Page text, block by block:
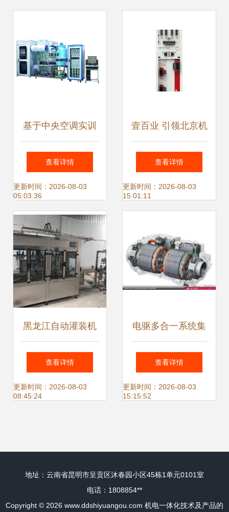
称重系统的开发
基于中央空调实训
考核装置的机电一
体化技术及产品开
发探究
查看详情
更新时间：2026-08-03
05:03:36
壹百业 引领北京机
电一体化技术及产
品创新
查看详情
更新时间：2026-08-03
15:01:11
黑龙江自动灌装机
技术概述与农药灌
装机价格分析
查看详情
更新时间：2026-08-03
08:45:24
电驱多合一系统集
成技术及开发流程
机电一体化技术及
查看详情
更新时间：2026-08-03
15:15:52
地址：云南省昆明市呈贡区沐春园小区45栋1单元0101室
电话：1808854**
Copyright © 2026 www.ddshiyuangou.com 机电一体化技术及产品的